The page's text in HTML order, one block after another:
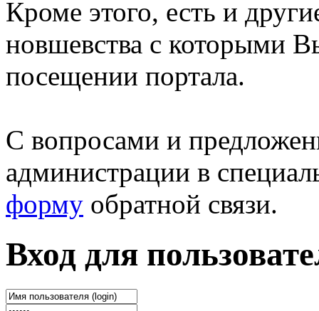
Кроме этого, есть и
новшевства с которыми
посещении портала.
С вопросами и
администрации в
форму обратной связи.
Вход для